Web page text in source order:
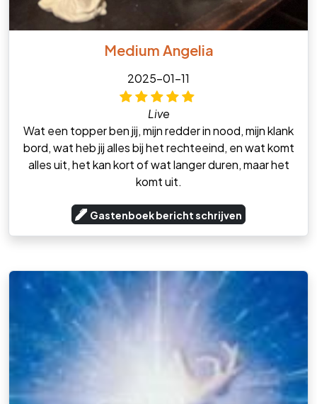
Medium Angelia
2025-01-11
Live
Wat een topper ben jij, mijn redder in nood, mijn klank
bord, wat heb jij alles bij het rechteeind, en wat komt
alles uit, het kan kort of wat langer duren, maar het
komt uit.
Gastenboek bericht schrijven